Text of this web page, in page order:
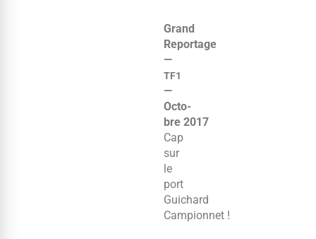
Grand
Reportage
—
TF1
—
Octo­
bre 2017
Cap
sur
le
port
Guichard
Campionnet !